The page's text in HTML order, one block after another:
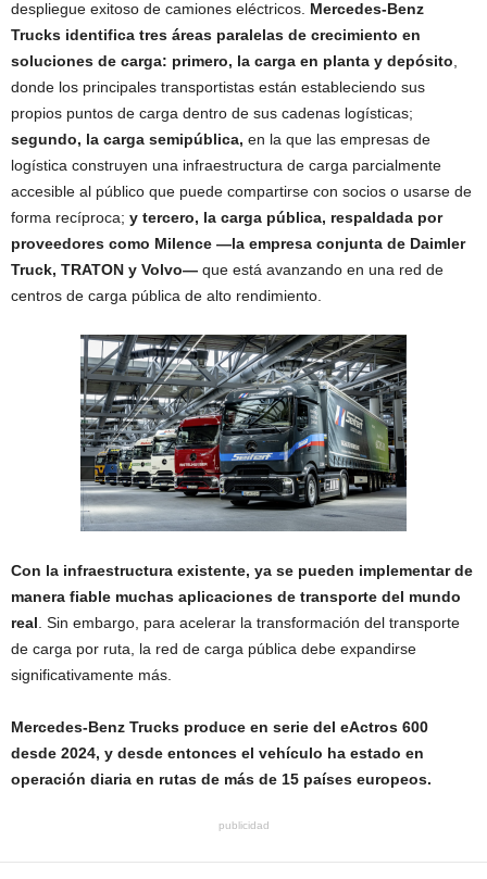
despliegue exitoso de camiones eléctricos. Mercedes‑Benz
Trucks identifica tres áreas paralelas de crecimiento en
soluciones de carga: primero, la carga en planta y depósito
donde los principales transportistas están estableciendo sus
propios puntos de carga dentro de sus cadenas logísticas;
segundo, la carga semipública, en la que las empresas de
logística construyen una infraestructura de carga parcialmente
accesible al público que puede compartirse con socios o usarse de
forma recíproca; y tercero, la carga pública, respaldada por
proveedores como Milence —la empresa conjunta de Daimler
Truck, TRATON y Volvo— que está avanzando en una red de
centros de carga pública de alto rendimiento.
Con la infraestructura existente, ya se pueden implementar de
manera fiable muchas aplicaciones de transporte del mundo
real . Sin embargo, para acelerar la transformación del transporte
de carga por ruta, la red de carga pública debe expandirse
significativamente más.
Mercedes-Benz Trucks produce en serie del eActros 600
desde 2024, y desde entonces el vehículo ha estado en
operación diaria en rutas de más de 15 países europeos.
publicidad